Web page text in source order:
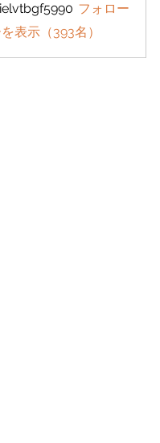
フォロー
表示（393名）